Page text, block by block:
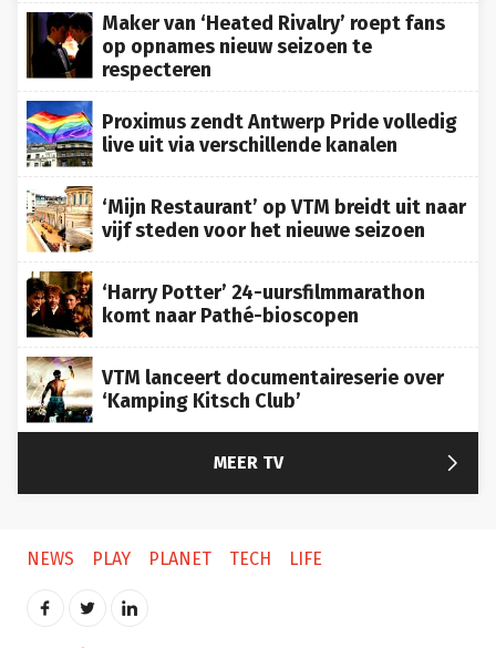
Maker van ‘Heated Rivalry’ roept fans
op opnames nieuw seizoen te
respecteren
Proximus zendt Antwerp Pride volledig
live uit via verschillende kanalen
‘Mijn Restaurant’ op VTM breidt uit naar
vijf steden voor het nieuwe seizoen
‘Harry Potter’ 24-uursfilmmarathon
komt naar Pathé-bioscopen
VTM lanceert documentaireserie over
‘Kamping Kitsch Club’
MEER TV 
NEWS PLAY PLANET TECH LIFE